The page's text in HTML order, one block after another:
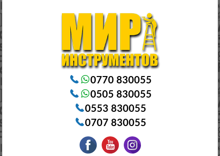
0770 830055
0505 830055
0553 830055
0707 830055